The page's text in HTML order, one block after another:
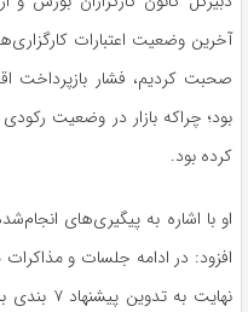
آخرین وضعیت اعتبارات
صحبت کردیم، فشار بازپرداخت
بود؛ چراکه بازار در وضعیت
کرده بود.
او با اشاره به پیگیری‌های
افزود: در ادامه جلسات و
نهایت به